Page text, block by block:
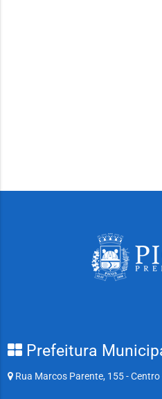
Prefeitura
Rua Marcos Parente, 155 - Centro